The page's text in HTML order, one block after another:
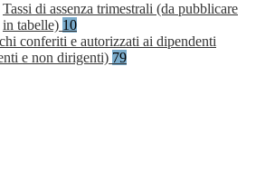
Tassi di assenza trimestrali (da pubblicare
in tabelle) 10
conferiti e autorizzati ai dipendenti
e non dirigenti) 79